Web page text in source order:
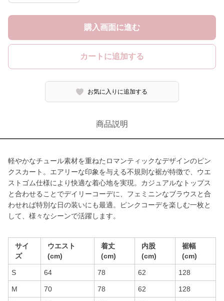
購入画面に進む
カートに追加する
お気に入りに追加する
商品説明
軽やかなチュール素材を重ねたロマンティックなデザインのピン
クスカート。エアリーな印象を与える不規則な裾が特徴で、ウエ
ストゴム仕様により快適な着心地を実現。カジュアルなトップス
と合わせることでデイリーコーデに、フェミニンなブラウスと合
わせれば特別な日の装いにも最適。ピンクコーデを楽しむ一枚と
して、様々なシーンで活躍します。
サイ
ズ
ウエスト
(cm)
着丈
(cm)
内股
(cm)
裾幅
(cm)
S 64 78 62 128
M 70 78 62 128